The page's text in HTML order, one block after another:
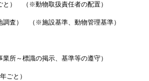
と） （※動物取扱責任者の配置）
調査） （※施設基準、動物管理基準）
～標識の掲示、基準等の遵守）
ごと）